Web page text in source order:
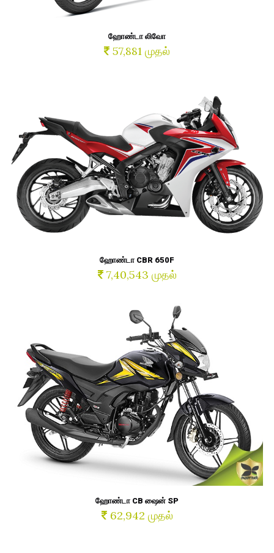
ஹோண்டா லிவோ
57,881 முதல்
ஹோண்டா CBR 650F
7,40,543 முதல்
ஹோண்டா CB ஷைன் SP
62,942 முதல்